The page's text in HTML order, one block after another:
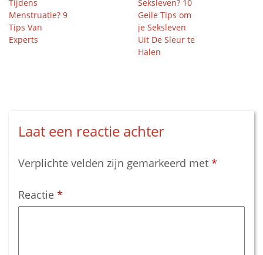
Tijdens
Menstruatie? 9
Tips Van
Experts
Seksleven? 10
Geile Tips om
je Seksleven
Uit De Sleur te
Halen
Laat een reactie achter
Verplichte velden zijn gemarkeerd met *
Reactie *